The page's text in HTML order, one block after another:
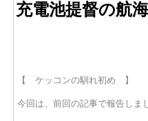
充電池提督の航
【 ケッコンの馴れ初め 】
今回は、前回の記事で報告しま